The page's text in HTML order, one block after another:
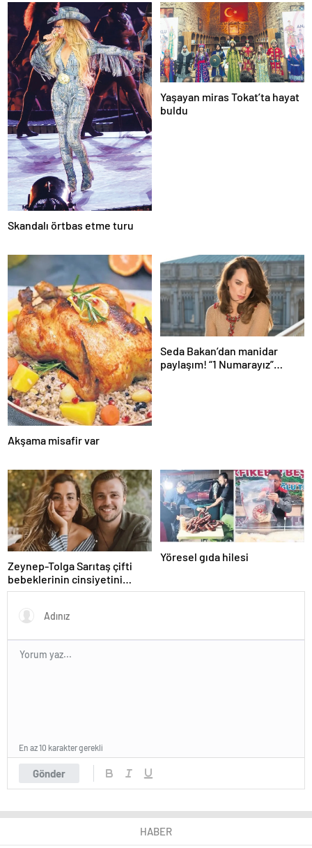
Skandalı örtbas etme turu
Yaşayan miras Tokat’ta hayat
buldu
Akşama misafir var
Seda Bakan’dan manidar
paylaşım! “1 Numarayız”
Zeynep-Tolga Sarıtaş çifti
bebeklerinin cinsiyetini
açıkladı!
Yöresel gıda hilesi
Gönder
En az 10 karakter gerekli
HABER